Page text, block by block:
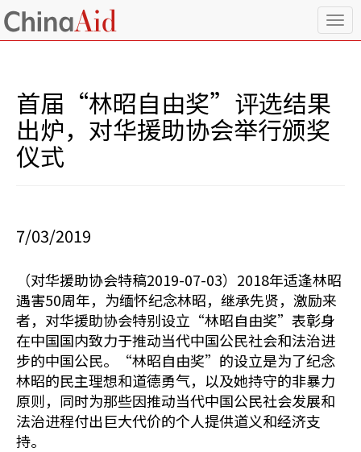
T
o
首届“林昭自由奖”评选结果
出炉，对华援助协会举行颁奖
仪式
7/03/2019
（对华援助协会特稿2019-07-03）2018年适逢林昭
遇害50周年，为缅怀纪念林昭，继承先贤，激励来
者，对华援助协会特别设立“林昭自由奖”表彰身
在中国国内致力于推动当代中国公民社会和法治进
步的中国公民。“林昭自由奖”的设立是为了纪念
林昭的民主理想和道德勇气，以及她持守的非暴力
原则，同时为那些因推动当代中国公民社会发展和
法治进程付出巨大代价的个人提供道义和经济支
持。